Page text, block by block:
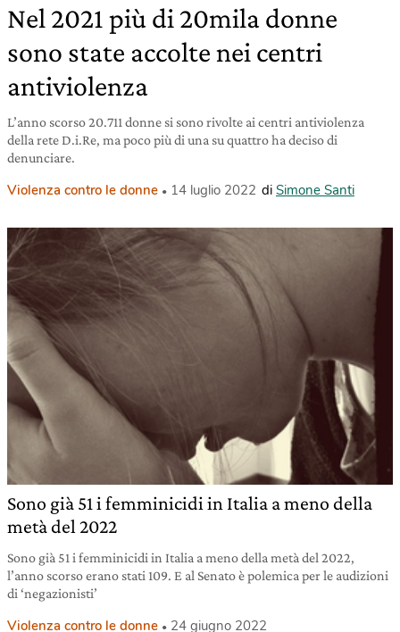
Nel 2021 più di 20mila donne
sono state accolte nei centri
antiviolenza
L’anno scorso 20.711 donne si sono rivolte ai centri antiviolenza
della rete D.i.Re, ma poco più di una su quattro ha deciso di
denunciare.
Violenza contro le donne 14 luglio 2022 di Simone Santi
Sono già 51 i femminicidi in Italia a meno della
metà del 2022
Sono già 51 i femminicidi in Italia a meno della metà del 2022,
l’anno scorso erano stati 109. E al Senato è polemica per le audizioni
di ‘negazionisti’
Violenza contro le donne 24 giugno 2022